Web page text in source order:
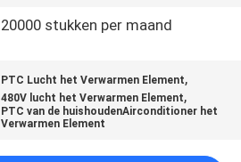
20000 stukken per maand
PTC Lucht het Verwarmen Element,
480V lucht het Verwarmen Element,
PTC van de huishoudenAirconditioner het
Verwarmen Element